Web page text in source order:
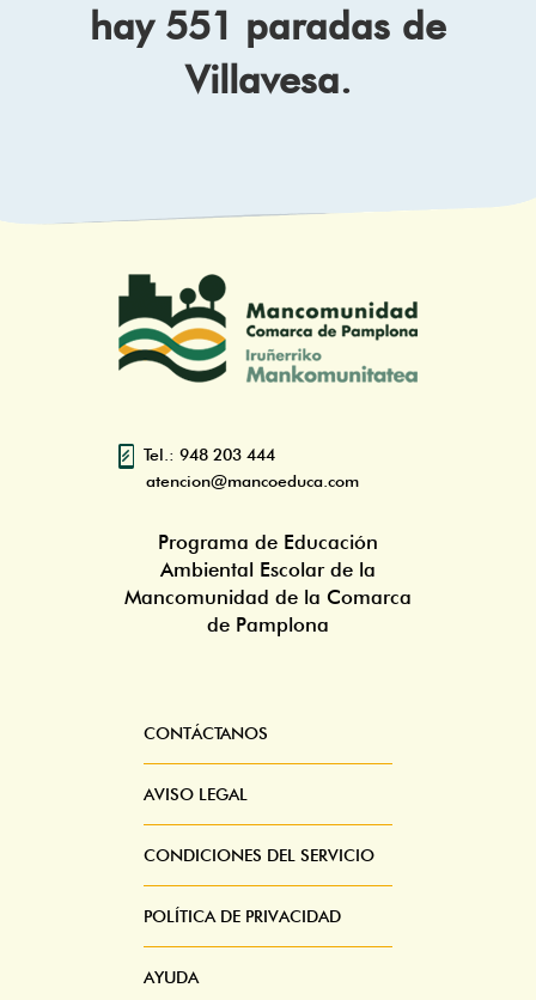
hay 551 paradas de
Villavesa.
Tel.: 948 203 444
atencion@mancoeduca.com
Programa de Educación
Ambiental Escolar de la
Mancomunidad de la Comarca
de Pamplona
Pie
Menú
CONTÁCTANOS
AVISO LEGAL
CONDICIONES DEL SERVICIO
POLÍTICA DE PRIVACIDAD
AYUDA